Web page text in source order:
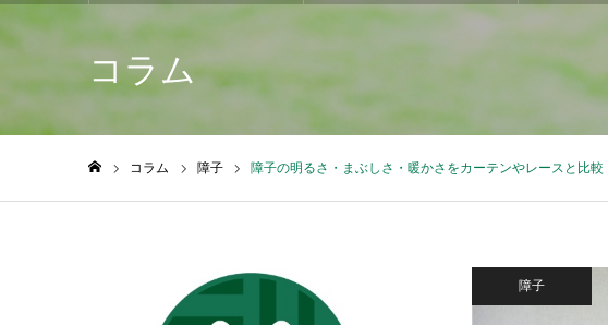
コラム
コラム 障子 障子の明るさ・まぶしさ・暖かさをカーテンやレースと比較
障子